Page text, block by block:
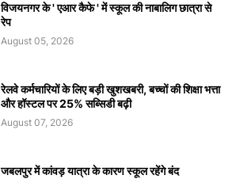
विजयनगर के ' एआर कैफे ' में स्कूल की नाबालिग छात्रा से
रेप
August 05, 2026
रेलवे कर्मचारियों के लिए बड़ी खुशखबरी, बच्चों की शिक्षा भत्ता
और हॉस्टल पर 25% सब्सिडी बढ़ी
August 07, 2026
जबलपुर में कांवड़ यात्रा के कारण स्कूल रहेंगे बंद